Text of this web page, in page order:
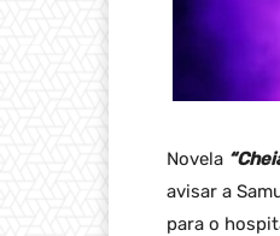
Novela
avisar a
para o